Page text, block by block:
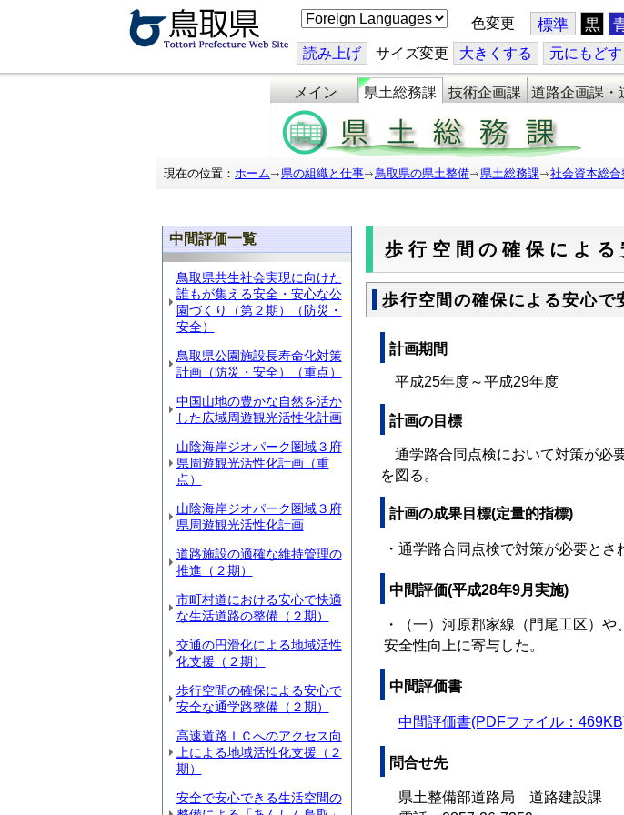
こ
の
ジ
を
翻
訳
す
る
色変更 標準 黒
読み上げ サイズ変更 大きくする 元にもどす
メイン 県土総務課 技術企画課 道路企画課・
現在の位置： ホーム 県の組織と仕事 鳥取県の県土整備 県土総務課 社会資本総
中間評価一覧
鳥取県共生社会実現に向けた
誰もが集える安全・安心な公
園づくり（第２期）（防災・
安全）
鳥取県公園施設長寿命化対策
計画（防災・安全）（重点）
中国山地の豊かな自然を活か
した広域周遊観光活性化計画
山陰海岸ジオパーク圏域３府
県周遊観光活性化計画（重
点）
山陰海岸ジオパーク圏域３府
県周遊観光活性化計画
道路施設の適確な維持管理の
推進（２期）
市町村道における安心で快適
な生活道路の整備（２期）
交通の円滑化による地域活性
化支援（２期）
歩行空間の確保による安心で
安全な通学路整備（２期）
高速道路ＩＣへのアクセス向
上による地域活性化支援（２
期）
安全で安心できる生活空間の
歩行空間の確保によ
歩行空間の確保による安心で
計画期間
平成25年度～平成29年度
計画の目標
通学路合同点検において対策が必
を図る。
計画の成果目標(定量的指標)
・通学路合同点検で対策が必要と
中間評価(平成28年9月実施)
・（一）河原郡家線（門尾工区）
安全性向上に寄与した。
中間評価書
中間評価書(PDFファイル：
問合せ先
県土整備部道路局 道路建設課